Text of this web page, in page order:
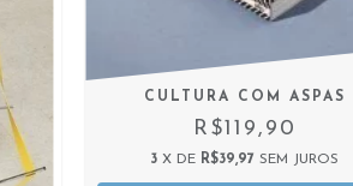
CULTURA COM ASPAS
R$119,90
3 X DE R$39,97 SEM JUROS